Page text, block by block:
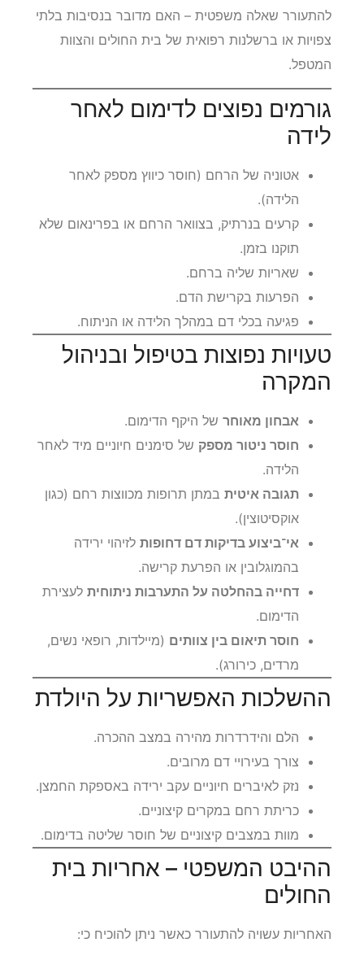
להתעורר שאלה משפטית – האם מדובר בנסיבות בלתי
צפויות או ברשלנות רפואית של בית החולים והצוות
המטפל.
גורמים נפוצים לדימום לאחר
לידה
אטוניה של הרחם (חוסר כיווץ מספק לאחר
הלידה).
קרעים בנרתיק, בצוואר הרחם או בפרינאום שלא
תוקנו בזמן.
שאריות שליה ברחם.
הפרעות בקרישת הדם.
פגיעה בכלי דם במהלך הלידה או הניתוח.
טעויות נפוצות בטיפול ובניהול
המקרה
אבחון מאוחר של היקף הדימום.
חוסר ניטור מספק של סימנים חיוניים מיד לאחר
הלידה.
תגובה איטית במתן תרופות מכווצות רחם (כגון
אוקסיטוצין).
אי־ביצוע בדיקות דם דחופות לזיהוי ירידה
בהמוגלובין או הפרעת קרישה.
דחייה בהחלטה על התערבות ניתוחית לעצירת
הדימום.
חוסר תיאום בין צוותים (מיילדות, רופאי נשים,
מרדים, כירורג).
ההשלכות האפשריות על היולדת
הלם והידרדרות מהירה במצב ההכרה.
צורך בעירויי דם מרובים.
נזק לאיברים חיוניים עקב ירידה באספקת החמצן.
כריתת רחם במקרים קיצוניים.
מוות במצבים קיצוניים של חוסר שליטה בדימום.
ההיבט המשפטי – אחריות בית
החולים
האחריות עשויה להתעורר כאשר ניתן להוכיח כי: